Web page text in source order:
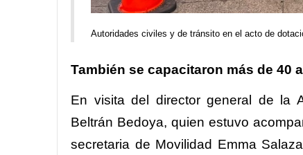
Autoridades civiles y de tránsito en el acto de
También se capacitaron más de 40
En visita del director general de la
Beltrán Bedoya, quien estuvo
secretaria de Movilidad Emma